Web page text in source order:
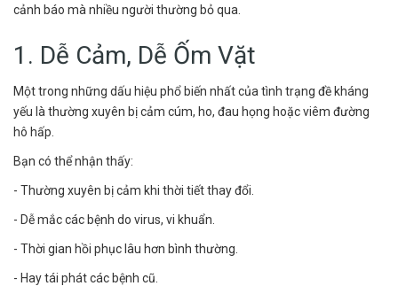
cảnh báo mà nhiều người thường bỏ qua.
1. Dễ Cảm, Dễ Ốm Vặt
Một trong những dấu hiệu phổ biến nhất của tình trạng đề kháng
yếu là thường xuyên bị cảm cúm, ho, đau họng hoặc viêm đường
hô hấp.
Bạn có thể nhận thấy:
- Thường xuyên bị cảm khi thời tiết thay đổi.
- Dễ mắc các bệnh do virus, vi khuẩn.
- Thời gian hồi phục lâu hơn bình thường.
- Hay tái phát các bệnh cũ.